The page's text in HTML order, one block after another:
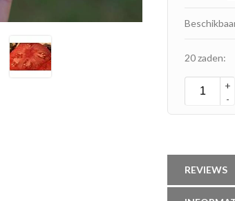
20 zaden:
+
-
REVIEWS